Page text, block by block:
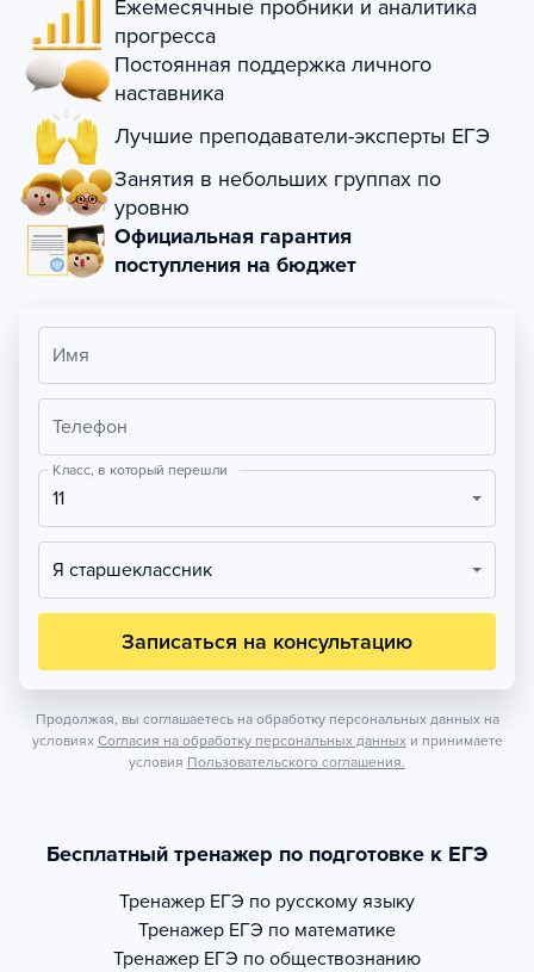
Ежемесячные пробники и аналитика
прогресса
Постоянная поддержка личного
наставника
Лучшие преподаватели-эксперты ЕГЭ
Занятия в небольших группах по
уровню
Официальная гарантия
поступления на бюджет
Имя
Телефон
Класс, в который перешли
11
Я старшеклассник
Записаться на консультацию
Продолжая, вы соглашаетесь на обработку персональных данных на
условиях Согласия на обработку персональных данных и принимаете
условия Пользовательского соглашения.
Бесплатный тренажер по подготовке к ЕГЭ
Тренажер ЕГЭ по русскому языку
Тренажер ЕГЭ по математике
Тренажер ЕГЭ по обществознанию